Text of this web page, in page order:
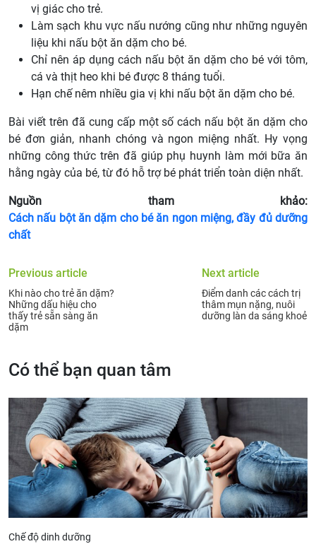
vị giác cho trẻ.
Làm sạch khu vực nấu nướng cũng như những nguyên
liệu khi nấu bột ăn dặm cho bé.
Chỉ nên áp dụng cách nấu bột ăn dặm cho bé với tôm,
cá và thịt heo khi bé được 8 tháng tuổi.
Hạn chế nêm nhiều gia vị khi nấu bột ăn dặm cho bé.
Bài viết trên đã cung cấp một số cách nấu bột ăn dặm cho
bé đơn giản, nhanh chóng và ngon miệng nhất. Hy vọng
những công thức trên đã giúp phụ huynh làm mới bữa ăn
hằng ngày của bé, từ đó hỗ trợ bé phát triển toàn diện nhất.
Nguồn tham khảo:
Cách nấu bột ăn dặm cho bé ăn ngon miệng, đầy đủ dưỡng
chất
Previous article
Khi nào cho trẻ ăn dặm?
Những dấu hiệu cho
thấy trẻ sẵn sàng ăn
dặm
Next article
Điểm danh các cách trị
thâm mụn nặng, nuôi
dưỡng làn da sáng khoẻ
Có thể bạn quan tâm
Chế độ dinh dưỡng